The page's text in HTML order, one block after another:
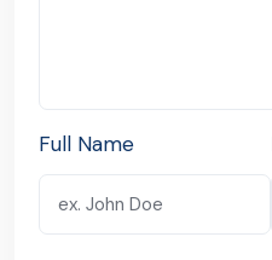
Full Name